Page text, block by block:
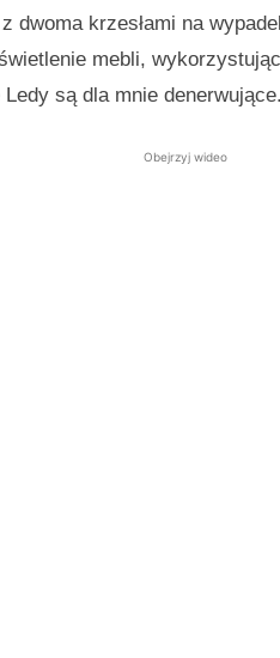
dwoma krzesłami na
mebli,
są dla mnie denerwujące.
Obejrzyj wideo